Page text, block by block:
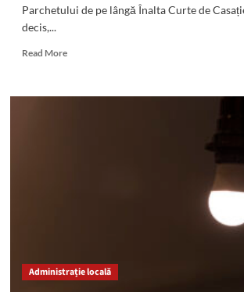
Parchetului de pe lângă Înalta Curte de
decis,...
Read MoreRead
Procurorii
Administrație locală